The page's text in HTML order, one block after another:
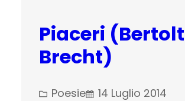
Piaceri (Bertolt
Brecht)
Poesie 14 Luglio 2014